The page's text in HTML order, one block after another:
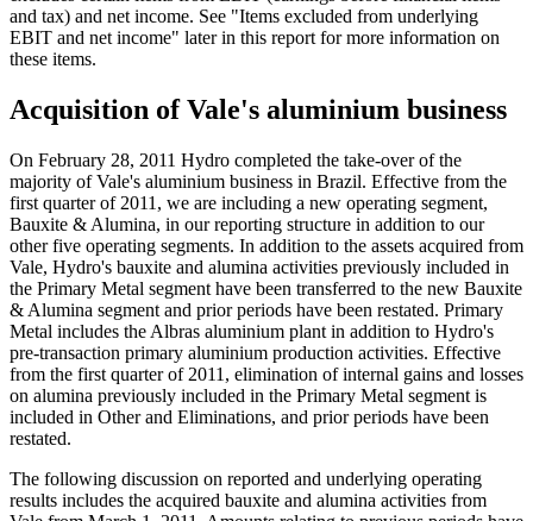
and tax) and net income. See "Items excluded from underlying
EBIT and net income" later in this report for more information on
these items.
Acquisition of Vale's aluminium business
On February 28, 2011 Hydro completed the take-over of the
majority of Vale's aluminium business in Brazil. Effective from the
first quarter of 2011, we are including a new operating segment,
Bauxite & Alumina, in our reporting structure in addition to our
other five operating segments. In addition to the assets acquired from
Vale, Hydro's bauxite and alumina activities previously included in
the Primary Metal segment have been transferred to the new Bauxite
& Alumina segment and prior periods have been restated. Primary
Metal includes the Albras aluminium plant in addition to Hydro's
pre-transaction primary aluminium production activities. Effective
from the first quarter of 2011, elimination of internal gains and losses
on alumina previously included in the Primary Metal segment is
included in Other and Eliminations, and prior periods have been
restated.
The following discussion on reported and underlying operating
results includes the acquired bauxite and alumina activities from